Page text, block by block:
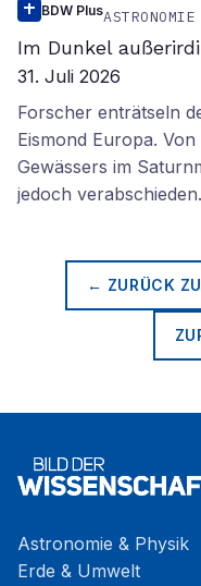
BDW Plus
Im Dunkel
31. Juli 2026
Forscher enträtseln
Eismond Europa.
Gewässers im
jedoch verabschieden.
← ZURÜCK ZU
Astronomie & Physik
Erde & Umwelt